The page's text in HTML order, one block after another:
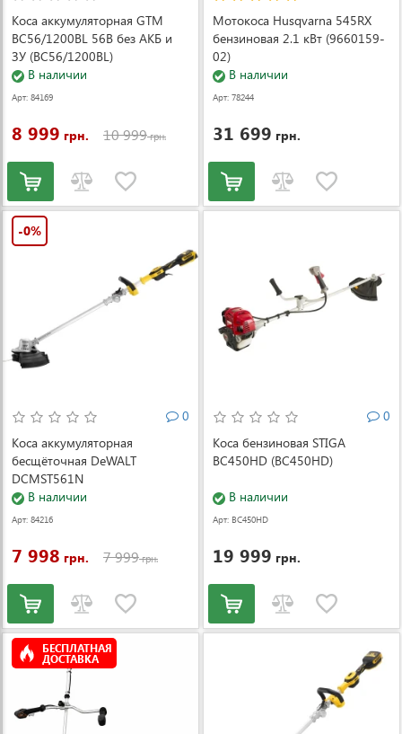
Коса аккумуляторная GTM
BC56/1200BL 56В без АКБ и
ЗУ (BC56/1200BL)
В наличии
Арт: 84169
8 999 грн. 10 999грн.
Мотокоса Husqvarna 545RX
бензиновая 2.1 кВт (9660159-
02)
В наличии
Арт: 78244
31 699 грн.
-0%
0
Коса аккумуляторная
бесщёточная DeWALT
DCMST561N
В наличии
Арт: 84216
7 998 грн. 7 999грн.
0
Коса бензиновая STIGA
BC450HD (BC450HD)
В наличии
Арт: BC450HD
19 999 грн.
БЕСПЛАТНАЯ
ДОСТАВКА